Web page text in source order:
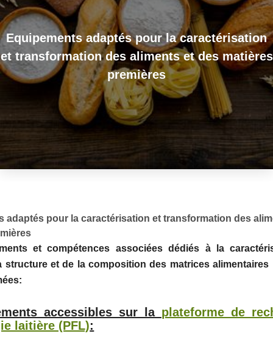
Equipements adaptés pour la caractérisation
et transformation des aliments et des matières
premières
adaptés pour la caractérisation et transformation des
et compétences associées dédiés à la
structure et de la composition des matrices alimentaires
accessibles sur la plateforme de
laitière (PFL):